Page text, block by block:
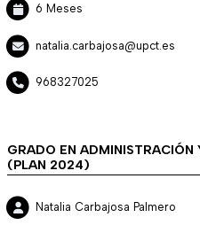
6 Meses
natalia.carbajosa@upct.es
968327025
GRADO EN ADMINISTRACIÓN
(PLAN 2024)
Natalia Carbajosa Palmero